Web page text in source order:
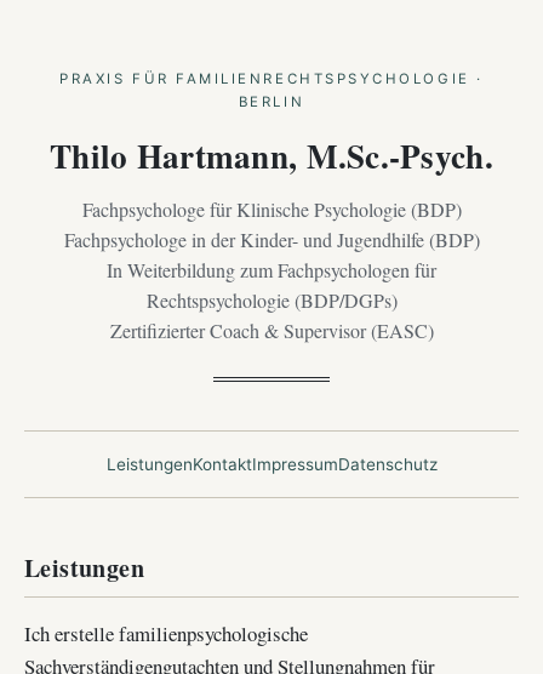
PRAXIS FÜR FAMILIENRECHTSPSYCHOLOGIE ·
BERLIN
Thilo Hartmann, M.Sc.-Psych.
Fachpsychologe für Klinische Psychologie (BDP)
Fachpsychologe in der Kinder- und Jugendhilfe (BDP)
In Weiterbildung zum Fachpsychologen für
Rechtspsychologie (BDP/DGPs)
Zertifizierter Coach & Supervisor (EASC)
LeistungenKontaktImpressumDatenschutz
Leistungen
Ich erstelle familienpsychologische
Sachverständigengutachten und Stellungnahmen für